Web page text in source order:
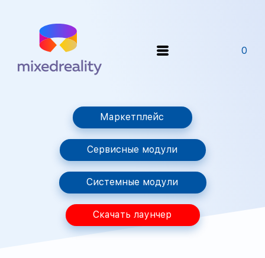
0
Маркетплейс
Сервисные модули
Системные модули
Скачать лаунчер